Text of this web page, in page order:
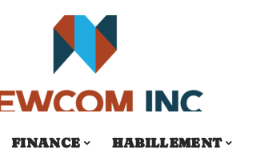
FINANCE HABILLEMENT